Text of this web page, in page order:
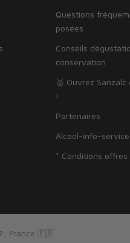
Questions
posées
Conseils
conservation
🥇 Ouvrez Sanzalc
!
Partenaires
Alcool-info-service
* Conditions offres
France 🇫🇷